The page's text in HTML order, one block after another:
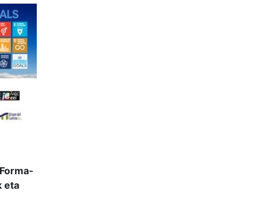
eta